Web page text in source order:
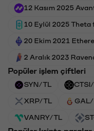
12 Kasım 2025
10 Eylül 2025 Theta
20 Ekim 2021
2 Aralık 2023
Popüler işlem çiftleri
SYN/TL
XRP/TL
VANRY/TL